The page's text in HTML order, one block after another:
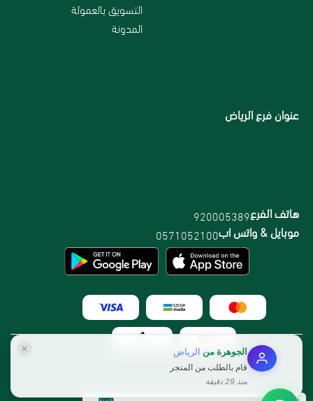
التسويق بالعمولة
المدونة
عنوان فرع الرياض
هاتف الفرع920005389
موبايل & واتس اب0571052100
الجوهرةمن الرياض
قام بالطلب من المتجر
منذ 29 دقيقة